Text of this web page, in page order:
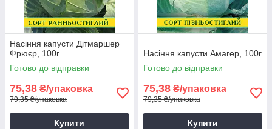
Насіння капусти Дітмаршер
Фрюєр, 100г
Готово до відправки
75,38 ₴/упаковка
79,35 ₴/упаковка
Купити
Насіння капусти Амагер, 100г
Готово до відправки
75,38 ₴/упаковка
79,35 ₴/упаковка
Купити